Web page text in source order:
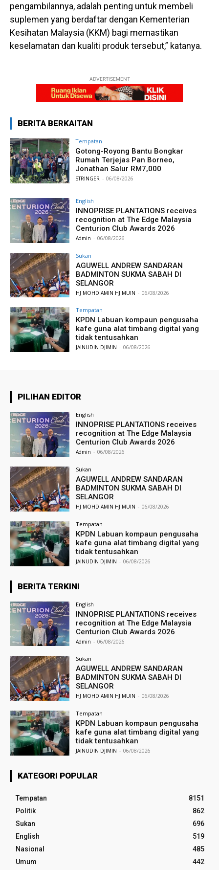
pengambilannya, adalah penting untuk membeli
suplemen yang berdaftar dengan Kementerian
Kesihatan Malaysia (KKM) bagi memastikan
keselamatan dan kualiti produk tersebut,” katanya.
ADVERTISEMENT
BERITA BERKAITAN
Tempatan
Gotong-Royong Bantu Bongkar
Rumah Terjejas Pan Borneo,
Jonathan Salur RM7,000
STRINGER - 06/08/2026
English
INNOPRISE PLANTATIONS receives
recognition at The Edge Malaysia
Centurion Club Awards 2026
Admin - 06/08/2026
Sukan
AGUWELL ANDREW SANDARAN
BADMINTON SUKMA SABAH DI
SELANGOR
HJ MOHD AMIN HJ MUIN - 06/08/2026
Tempatan
KPDN Labuan kompaun pengusaha
kafe guna alat timbang digital yang
tidak tentusahkan
JAINUDIN DJIMIN - 06/08/2026
PILIHAN EDITOR
English
INNOPRISE PLANTATIONS receives
recognition at The Edge Malaysia
Centurion Club Awards 2026
Admin - 06/08/2026
Sukan
AGUWELL ANDREW SANDARAN
BADMINTON SUKMA SABAH DI
SELANGOR
HJ MOHD AMIN HJ MUIN - 06/08/2026
Tempatan
KPDN Labuan kompaun pengusaha
kafe guna alat timbang digital yang
tidak tentusahkan
JAINUDIN DJIMIN - 06/08/2026
BERITA TERKINI
English
INNOPRISE PLANTATIONS receives
recognition at The Edge Malaysia
Centurion Club Awards 2026
Admin - 06/08/2026
Sukan
AGUWELL ANDREW SANDARAN
BADMINTON SUKMA SABAH DI
SELANGOR
HJ MOHD AMIN HJ MUIN - 06/08/2026
Tempatan
KPDN Labuan kompaun pengusaha
kafe guna alat timbang digital yang
tidak tentusahkan
JAINUDIN DJIMIN - 06/08/2026
KATEGORI POPULAR
Tempatan
8151
Politik
862
Sukan
696
English
519
Nasional
485
Umum
442